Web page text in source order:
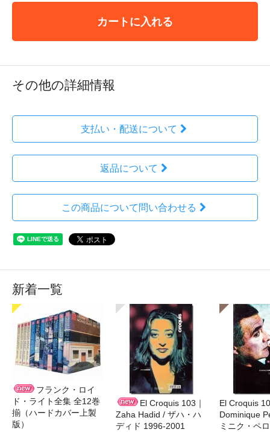
カートに入れる
その他の詳細情報
支払い・配送について
返品について
この商品について問い合わせる
新着一覧
フランク・ロイ
ド・ライト全集 全12巻
揃（ハードカバー上製
版）
El Croquis 103｜
Zaha Hadid / ザハ・ハ
ディド 1996-2001
El Croquis
Dominique
ミニク・ペ